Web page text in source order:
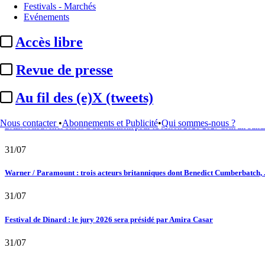
Festivals - Marchés
Evénements
Accès libre
Revue de presse
Au fil des (e)X (tweets)
Nous contacter •Abonnements et Publicité•Qui sommes-nous ?
02/08
Satellifacts : pause d'été
"L'Odyssée" : à Montpellier, le seul cinéma de France à ...
01/08
DAZN : nouvelles offres d’abonnement pour la saison 2026-2027 dont un
31/07
Warner / Paramount : trois acteurs britanniques dont Benedict Cumberbatch,
31/07
Festival de Dinard : le jury 2026 sera présidé par Amira Casar
31/07